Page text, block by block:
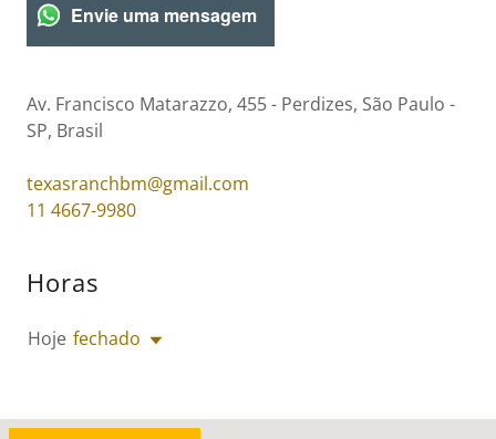
Envie uma mensagem
Av. Francisco Matarazzo, 455 - Perdizes, São Paulo -
SP, Brasil
texasranchbm@gmail.com
11 4667-9980
Horas
Hoje fechado